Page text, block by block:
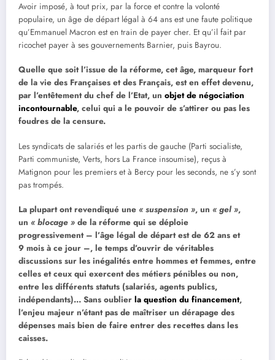
Avoir imposé, à tout prix, par la force et contre la volonté
populaire, un âge de départ légal à 64 ans est une faute politique
qu’Emmanuel Macron est en train de payer cher. Et qu’il fait par
ricochet payer à ses gouvernements Barnier, puis Bayrou.
Quelle que soit l’issue de la réforme, cet âge, marqueur fort
de la vie des Françaises et des Français, est en effet devenu,
par l’entêtement du chef de l’Etat, un objet de négociation
incontournable, celui qui a le pouvoir de s’attirer ou pas les
foudres de la censure.
Les syndicats de salariés et les partis de gauche (Parti socialiste,
Parti communiste, Verts, hors La France insoumise), reçus à
Matignon pour les premiers et à Bercy pour les seconds, ne s’y sont
pas trompés.
La plupart ont revendiqué une « suspension », un « gel »,
un « blocage » de la réforme qui se déploie
progressivement – l’âge légal de départ est de 62 ans et
9 mois à ce jour –, le temps d’ouvrir de véritables
discussions sur les inégalités entre hommes et femmes, entre
celles et ceux qui exercent des métiers pénibles ou non,
entre les différents statuts (salariés, agents publics,
indépendants)… Sans oublier la question du financement,
l’enjeu majeur n’étant pas de maîtriser un dérapage des
dépenses mais bien de faire entrer des recettes dans les
caisses.